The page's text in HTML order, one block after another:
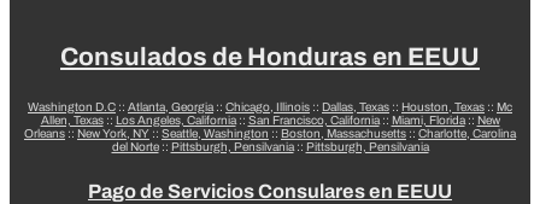
Consulados de Honduras en EEUU
Washington D.C :: Atlanta, Georgia :: Chicago, Illinois :: Dallas, Texas :: Houston, Texas :: Mc
Allen, Texas:: Los Angeles, California:: San Francisco, California:: Miami, Florida:: New
Orleans :: New York, NY :: Seattle, Washington :: Boston, Massachusetts :: Charlotte, Carolina
del Norte:: Pittsburgh, Pensilvania:: Pittsburgh, Pensilvania
Pago de Servicios Consulares en EEUU